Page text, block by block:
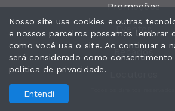
Promoções
Eventos
Recados
Nosso site usa cookies e outras
e nossos parceiros possamos lembrar
como você usa o site. Ao continuar a
será considerado como
política de privacidade.
Entendi